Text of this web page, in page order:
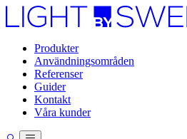
Produkter
Användningsområden
Referenser
Guider
Kontakt
Våra kunder